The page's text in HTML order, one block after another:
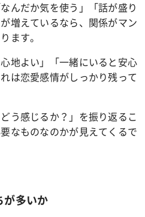
んだか気を使う」「話が盛り
増えているなら、関係がマン
ます。
地よい」「一緒にいると安心
は恋愛感情がしっかり残って
う感じるか？」を振り返るこ
なものなのかが見えてくるで
が多いか